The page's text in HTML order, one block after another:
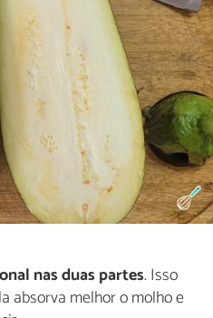
nas duas partes. Isso
absorva melhor o molho e